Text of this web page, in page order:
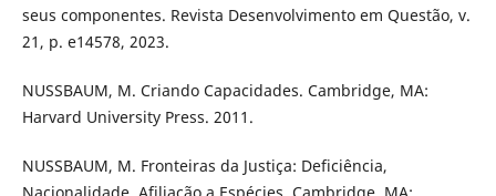
seus componentes. Revista Desenvolvimento em Questão, v.
21, p. e14578, 2023.
NUSSBAUM, M. Criando Capacidades. Cambridge, MA:
Harvard University Press. 2011.
NUSSBAUM, M. Fronteiras da Justiça: Deficiência,
Nacionalidade, Afiliação a Espécies. Cambridge, MA: